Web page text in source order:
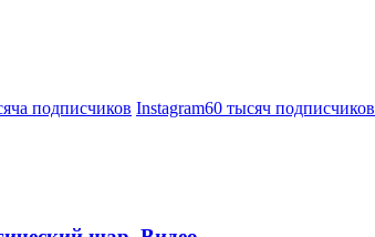
подписчиков Instagram60 тысяч подписчиков